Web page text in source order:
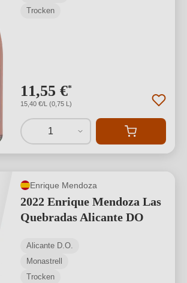
Trocken
11,55 €*
15,40 €/L (0,75 L)
1
Enrique Mendoza
2022 Enrique Mendoza Las
Quebradas Alicante DO
Alicante D.O.
Monastrell
Trocken